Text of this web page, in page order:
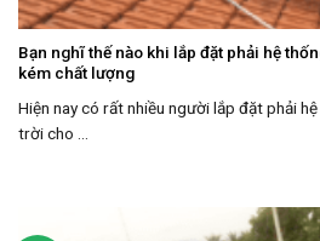
Bạn nghĩ thế nào khi lắp đặt phải hệ
kém chất lượng
Hiện nay có rất nhiều người lắp đặt phải
trời cho ...